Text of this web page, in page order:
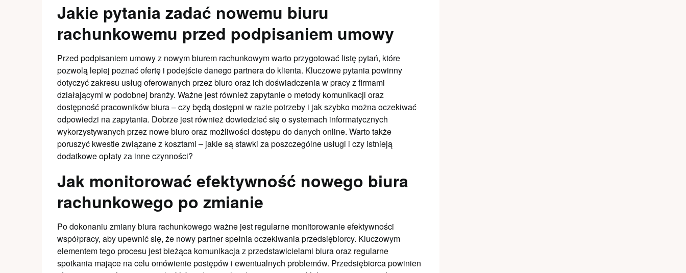
Jakie pytania zadać nowemu biuru
rachunkowemu przed podpisaniem umowy
Przed podpisaniem umowy z nowym biurem rachunkowym warto przygotować listę pytań, które
pozwolą lepiej poznać ofertę i podejście danego partnera do klienta. Kluczowe pytania powinny
dotyczyć zakresu usług oferowanych przez biuro oraz ich doświadczenia w pracy z firmami
działającymi w podobnej branży. Ważne jest również zapytanie o metody komunikacji oraz
dostępność pracowników biura – czy będą dostępni w razie potrzeby i jak szybko można oczekiwać
odpowiedzi na zapytania. Dobrze jest również dowiedzieć się o systemach informatycznych
wykorzystywanych przez nowe biuro oraz możliwości dostępu do danych online. Warto także
poruszyć kwestie związane z kosztami – jakie są stawki za poszczególne usługi i czy istnieją
dodatkowe opłaty za inne czynności?
Jak monitorować efektywność nowego biura
rachunkowego po zmianie
Po dokonaniu zmiany biura rachunkowego ważne jest regularne monitorowanie efektywności
współpracy, aby upewnić się, że nowy partner spełnia oczekiwania przedsiębiorcy. Kluczowym
elementem tego procesu jest bieżąca komunikacja z przedstawicielami biura oraz regularne
spotkania mające na celu omówienie postępów i ewentualnych problemów. Przedsiębiorca powinien